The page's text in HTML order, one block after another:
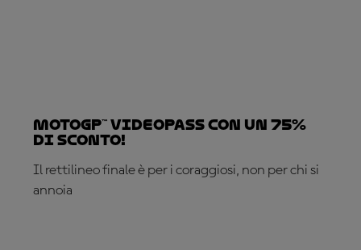
MotoGP™ VideoPass con un 75%
di sconto!
Il rettilineo finale è per i coraggiosi, non per chi si
annoia